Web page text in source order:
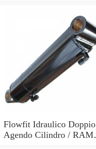
Flowfit Idraulico Doppio
Agendo Cilindro / RAM